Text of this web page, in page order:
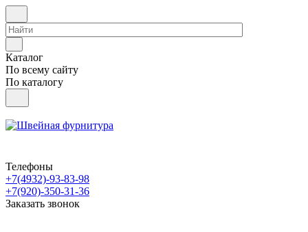
Каталог
По всему сайту
По каталогу
Телефоны
+7(4932)-93-83-98
+7(920)-350-31-36
Заказать звонок